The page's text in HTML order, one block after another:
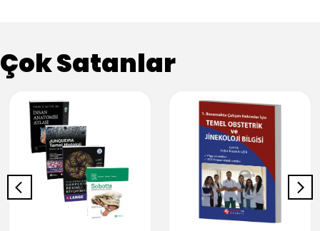
Çok Satanlar